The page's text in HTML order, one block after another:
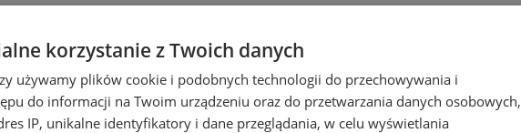
korzystanie z Twoich danych
używamy plików cookie i podobnych technologii do przechowywania i
do informacji na Twoim urządzeniu oraz do przetwarzania danych osobowych,
IP, unikalne identyfikatory i dane przeglądania, w celu wyświetlania